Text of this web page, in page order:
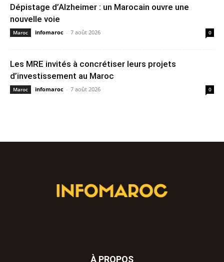
Dépistage d’Alzheimer : un Marocain ouvre une
nouvelle voie
Maroc infomaroc - 7 août 2026 0
Les MRE invités à concrétiser leurs projets
d’investissement au Maroc
Maroc infomaroc - 7 août 2026 0
À PROPOS